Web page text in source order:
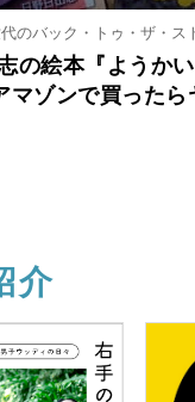
のバック・トゥ・ザ・ス
の絵本『ようか
マゾンで買ったら
介